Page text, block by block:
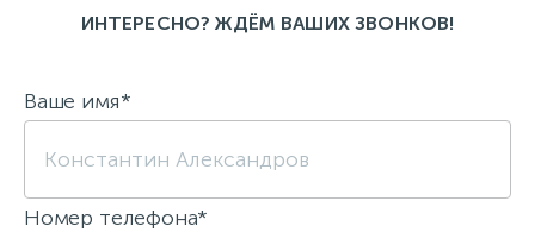
ИНТЕРЕСНО? ЖДЁМ ВАШИХ ЗВОНКОВ!
Ваше имя*
Номер телефона*